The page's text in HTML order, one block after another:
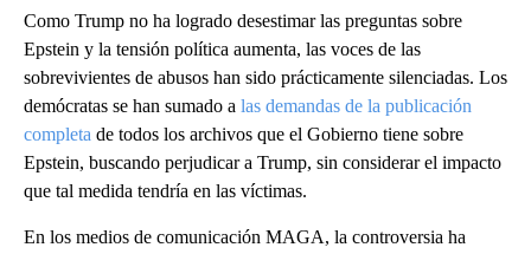
Como Trump no ha logrado desestimar las preguntas sobre
Epstein y la tensión política aumenta, las voces de las
sobrevivientes de abusos han sido prácticamente silenciadas. Los
demócratas se han sumado a las demandas de la publicación
completa de todos los archivos que el Gobierno tiene sobre
Epstein, buscando perjudicar a Trump, sin considerar el impacto
que tal medida tendría en las víctimas.
En los medios de comunicación MAGA, la controversia ha